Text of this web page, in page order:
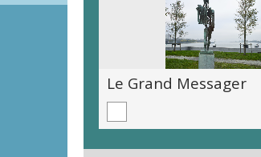
Le Grand Messager